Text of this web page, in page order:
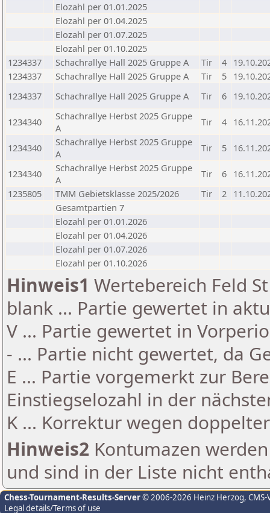
Elozahl per 01.01.2025
Elozahl per 01.04.2025
Elozahl per 01.07.2025
Elozahl per 01.10.2025
1234337
Schachrallye Hall 2025 Gruppe A Tir 4
1234337
Schachrallye Hall 2025 Gruppe A Tir 5
1234337
Schachrallye Hall 2025 Gruppe A Tir 6
1234340
Schachrallye Herbst 2025 Gruppe
A
Tir 4
1234340
Schachrallye Herbst 2025 Gruppe
A
Tir 5
1234340
Schachrallye Herbst 2025 Gruppe
A
Tir 6
1235805
TMM Gebietsklasse 2025/2026 Tir 2
Gesamtpartien 7
Elozahl per 01.01.2026
Elozahl per 01.04.2026
Elozahl per 01.07.2026
Elozahl per 01.10.2026
Hinweis1 Wertebereich Feld
blank ... Partie gewertet in
V ... Partie gewertet in
- ... Partie nicht gewertet, da
E ... Partie vorgemerkt zur
Einstiegselozahl in der
K ... Korrektur wegen
Hinweis2 Kontumazen
und sind in der Liste nicht
Chess-Tournament-Results-Server© 2006-2026 Heinz Herzog,
Legal details/Terms of use